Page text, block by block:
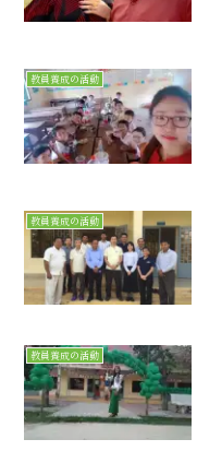
教員養成の活動
教員養成の活動
教員養成の活動